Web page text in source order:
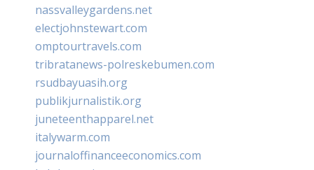
nassvalleygardens.net
electjohnstewart.com
omptourtravels.com
tribratanews-polreskebumen.com
rsudbayuasih.org
publikjurnalistik.org
juneteenthapparel.net
italywarm.com
journaloffinanceeconomics.com